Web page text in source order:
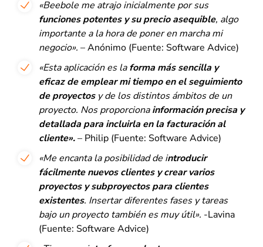
«Beebole me atrajo inicialmente por sus
funciones potentes y su precio asequible, algo
importante a la hora de poner en marcha mi
negocio». – Anónimo (Fuente: Software Advice)
«Esta aplicación es laforma más sencilla y
eficaz de emplear mi tiempo en el seguimiento
de proyectosy de los distintos ámbitos de un
proyecto. Nos proporcionainformación precisa y
detallada para incluirla en la facturación al
cliente».– Philip (Fuente: Software Advice)
«Me encanta la posibilidad de introducir
fácilmente nuevos clientes y crear varios
proyectos y subproyectos para clientes
existentes. Insertar diferentes fases y tareas
bajo un proyecto también es muy útil». -Lavina
(Fuente: Software Advice)